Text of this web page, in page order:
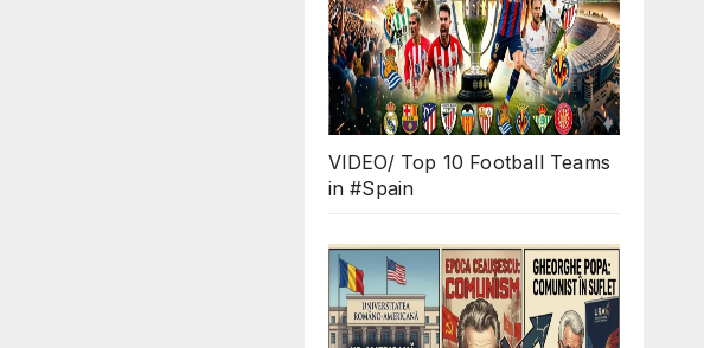
VIDEO/ Top 10 Football Teams
in #Spain